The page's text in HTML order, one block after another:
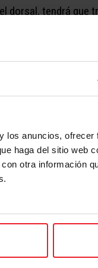
los anuncios,
haga del sitio web
otra información
tendrá que
consistirá en
pero si que
¡todos tienen
carrera y